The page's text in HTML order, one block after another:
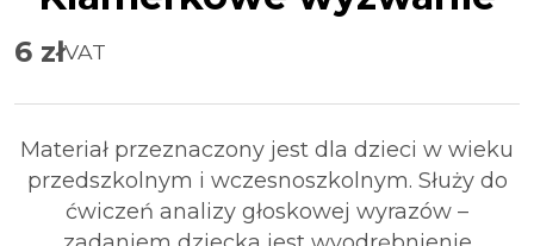
6 złVAT
Materiał przeznaczony jest dla dzieci w wieku
przedszkolnym i wczesnoszkolnym. Służy do
ćwiczeń analizy głoskowej wyrazów –